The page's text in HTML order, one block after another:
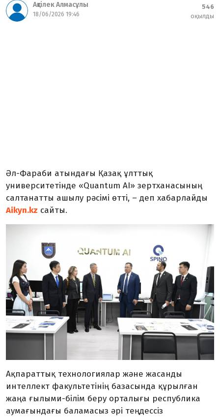
Ақтілек Алмасұлы
18/06/2026 19:46
546
оқылды
Әл-Фараби атындағы Қазақ ұлттық
университетінде «Quantum AI» зертханасының
салтанатты ашылу рәсімі өтті, – деп хабарлайды
Aikyn.kz сайты.
Ақпараттық технологиялар және жасанды
интеллект факультетінің базасында құрылған
жаңа ғылыми-білім беру орталығы республика
аумағындағы баламасыз әрі теңдессіз